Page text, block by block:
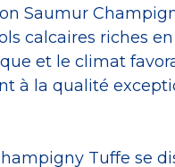
Saumur
calcaires riches
et le climat
à la qualité
Tuffe se